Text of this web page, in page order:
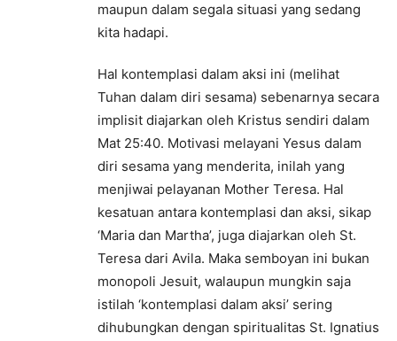
maupun dalam segala situasi yang sedang
kita hadapi.
Hal kontemplasi dalam aksi ini (melihat
Tuhan dalam diri sesama) sebenarnya secara
implisit diajarkan oleh Kristus sendiri dalam
Mat 25:40. Motivasi melayani Yesus dalam
diri sesama yang menderita, inilah yang
menjiwai pelayanan Mother Teresa. Hal
kesatuan antara kontemplasi dan aksi, sikap
‘Maria dan Martha’, juga diajarkan oleh St.
Teresa dari Avila. Maka semboyan ini bukan
monopoli Jesuit, walaupun mungkin saja
istilah ‘kontemplasi dalam aksi’ sering
dihubungkan dengan spiritualitas St. Ignatius